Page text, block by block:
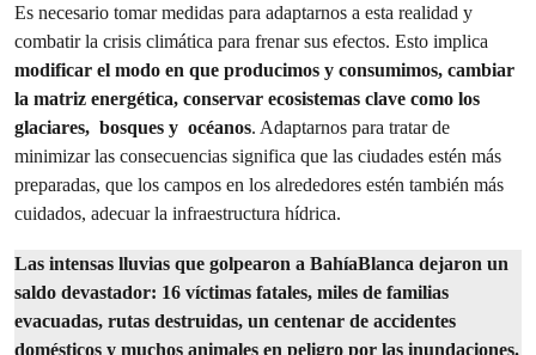
Es necesario tomar medidas para adaptarnos a esta realidad y
combatir la crisis climática para frenar sus efectos. Esto implica
modificar el modo en que producimos y consumimos, cambiar
la matriz energética, conservar ecosistemas clave como los
glaciares, bosques y océanos. Adaptarnos para tratar de
minimizar las consecuencias significa que las ciudades estén más
preparadas, que los campos en los alrededores estén también más
cuidados, adecuar la infraestructura hídrica.
Las intensas lluvias que golpearon a BahíaBlanca dejaron un
saldo devastador: 16 víctimas fatales, miles de familias
evacuadas, rutas destruidas, un centenar de accidentes
domésticos y muchos animales en peligro por las inundaciones.